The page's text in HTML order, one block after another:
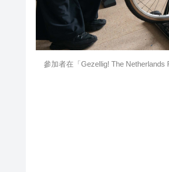
參加者在「Gezellig! The Netherlands